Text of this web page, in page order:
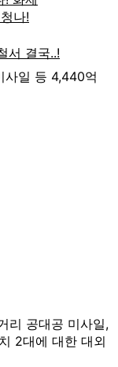
사일 등 4,440억
리 공대공 미사일,
2대에 대한 대외